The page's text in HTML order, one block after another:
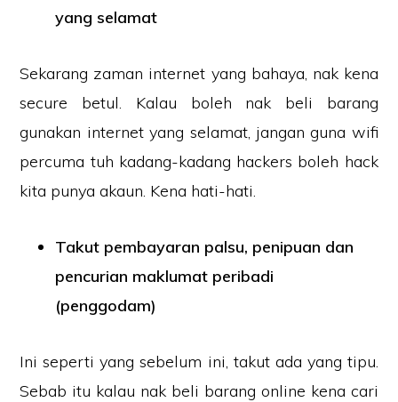
yang selamat
Sekarang zaman internet yang bahaya, nak kena
secure betul. Kalau boleh nak beli barang
gunakan internet yang selamat, jangan guna wifi
percuma tuh kadang-kadang hackers boleh hack
kita punya akaun. Kena hati-hati.
Takut pembayaran palsu, penipuan dan
pencurian maklumat peribadi
(penggodam)
Ini seperti yang sebelum ini, takut ada yang tipu.
Sebab itu kalau nak beli barang online kena cari